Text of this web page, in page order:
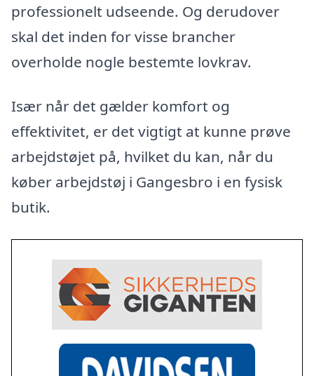
professionelt udseende. Og derudover
skal det inden for visse brancher
overholde nogle bestemte lovkrav.
Især når det gælder komfort og
effektivitet, er det vigtigt at kunne prøve
arbejdstøjet på, hvilket du kan, når du
køber arbejdstøj i Gangesbro i en fysisk
butik.